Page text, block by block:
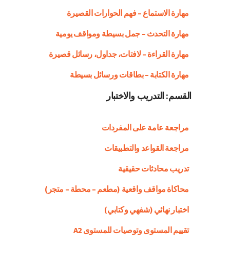
مهارة الاستماع – فهم الحوارات القصيرة
مهارة التحدث – جمل بسيطة ومواقف يومية
مهارة القراءة – لافتات، جداول، رسائل قصيرة
مهارة الكتابة – بطاقات ورسائل بسيطة
القسم: التدريب والاختبار
مراجعة عامة على المفردات
مراجعة القواعد والتطبيقات
تدريب محادثات حقيقية
محاكاة مواقف واقعية (مطعم – محطة – متجر)
اختبار نهائي (شفهي وكتابي)
تقييم المستوى وتوصيات للمستوى A2